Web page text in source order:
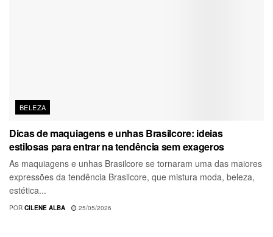
BELEZA
Dicas de maquiagens e unhas Brasilcore: ideias
estilosas para entrar na tendência sem exageros
As maquiagens e unhas Brasilcore se tornaram uma das maiores
expressões da tendência Brasilcore, que mistura moda, beleza,
estética...
POR CILENE ALBA 25/05/2026